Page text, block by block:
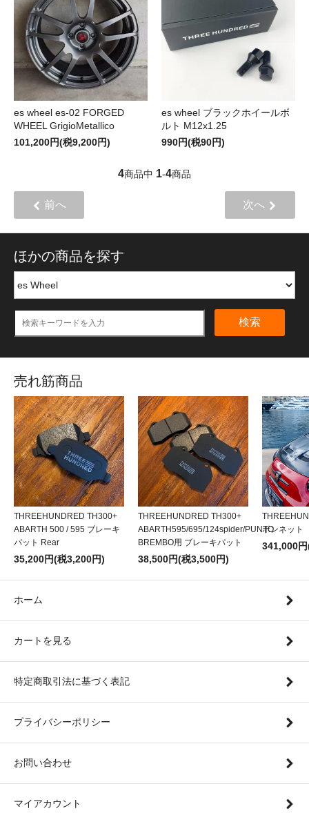
es wheel es-02 FORGED
WHEEL GrigioMetallico
101,200円(税9,200円)
es wheel ブラックホイールボ
ルト M12x1.25
990円(税90円)
4商品中 1-4商品
前へ 次へ
ほかの商品を探す
検索
売れ筋商品
THREEHUNDRED TH300+
ABARTH 500 / 595 ブレーキ
パット Rear
35,200円(税3,200円)
THREEHUNDRED TH300+
ABARTH595/695/124spider/PUNTO
BREMBO用 ブレーキパット
38,500円(税3,500円)
ボンネット
341,000
ホーム
カートを見る
特定商取引法に基づく表記
プライバシーポリシー
お問い合わせ
マイアカウント